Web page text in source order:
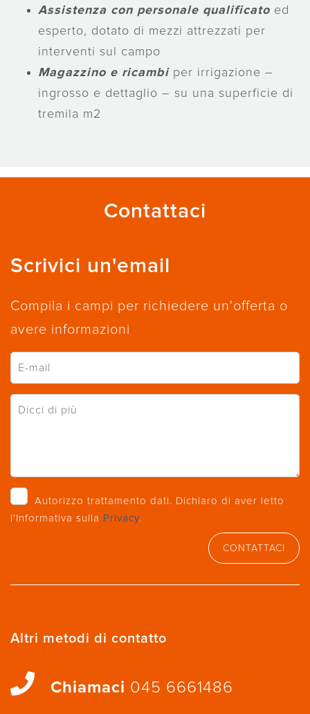
Assistenza con personale qualificato ed
esperto, dotato di mezzi attrezzati per
interventi sul campo
Magazzino e ricambi per irrigazione –
ingrosso e dettaglio – su una superficie di
tremila m2
Contattaci
Scrivici un'email
Compila i campi per richiedere un'offerta o
avere informazioni
Autorizzo trattamento dati. Dichiaro di aver letto
l'Informativa sulla Privacy.
CONTATTACI
Altri metodi di contatto
Chiamaci 045 6661486